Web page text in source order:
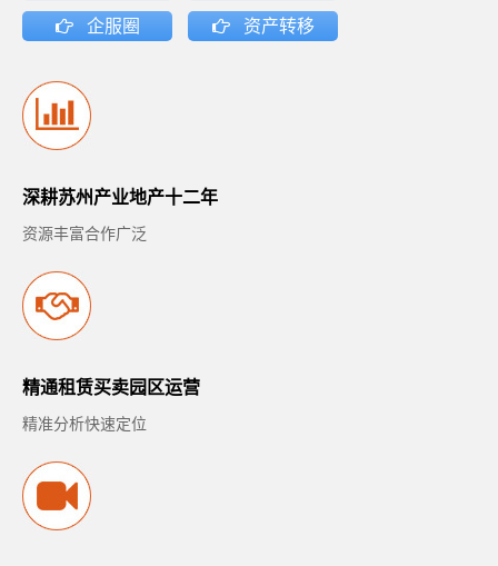
企服圈 资产转移
深耕苏州产业地产十二年
资源丰富合作广泛
精通租赁买卖园区运营
精准分析快速定位